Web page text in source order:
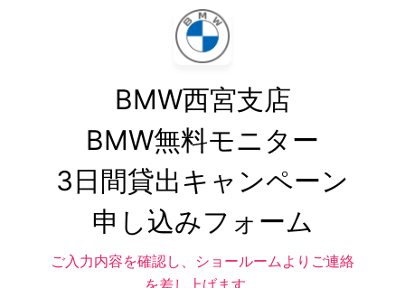
BMW西宮支店
BMW無料モニター
3日間貸出キャンペーン
申し込みフォーム
ご入力内容を確認し、ショールームよりご連絡
を差し上げます。